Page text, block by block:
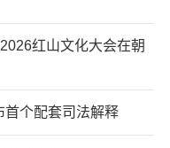
红山文化大会在朝
首个配套司法解释